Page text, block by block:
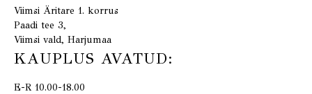
Viimsi Äritare 1. korrus
Paadi tee 3,
Viimsi vald, Harjumaa
KAUPLUS AVATUD:
E-R 10.00-18.00